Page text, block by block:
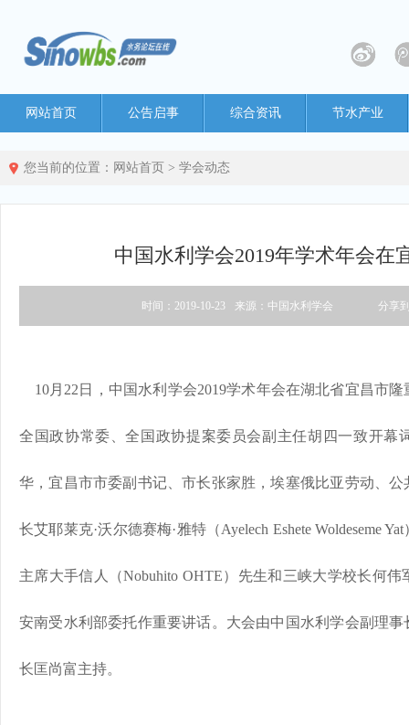
网站首页 公告启事 综合资讯 节水产业
您当前的位置： 网站首页 > 学会动态
中国水利学会2019年学术年会在
时间：2019-10-23 来源：中国水利学会 分享
10月22日，中国水利学会2019学术年会在湖北省宜昌市
全国政协常委、全国政协提案委员会副主任胡四一致开幕
华，宜昌市市委副书记、市长张家胜，埃塞俄比亚劳动、
长艾耶莱克·沃尔德赛梅·雅特（Ayelech Eshete Woldeseme
主席大手信人（Nobuhito OHTE）先生和三峡大学校长何
安南受水利部委托作重要讲话。大会由中国水利学会副理
长匡尚富主持。